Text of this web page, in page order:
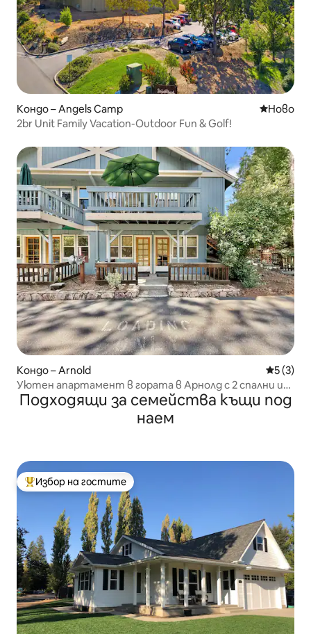
Кондо – Angels Camp Ново
Ново
2br Unit Family Vacation-Outdoor Fun & Golf!
Кондо – Arnold Средна
5 (3)
Уютен апартамент в гората в Арнолд с 2 спални и
вътрешен двор
Подходящи за семейства къщи под
наем
Най-популярен избор на гостите
Избор на гостите